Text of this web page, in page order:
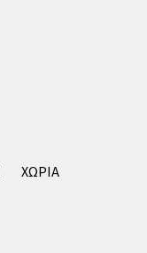
ΧΩΡΙΑ